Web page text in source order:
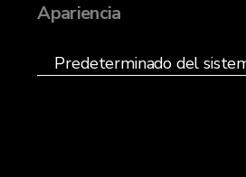
Apariencia